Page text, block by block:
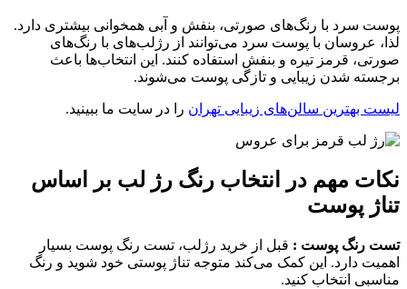
پوست سرد با رنگ‌های صورتی، بنفش و آبی همخوانی بیشتری دارد.
لذا، عروسان با پوست سرد می‌توانند از رژلب‌های با رنگ‌های
صورتی، قرمز تیره و بنفش استفاده کنند. این انتخاب‌ها باعث
برجسته شدن زیبایی و تازگی پوست می‌شوند.
لیست بهترین سالن‌های زیبایی تهران را در سایت ما ببینید.
نکات مهم در انتخاب رنگ رژ لب بر اساس
تناژ پوست
تست رنگ پوست : قبل از خرید رژلب، تست رنگ پوست بسیار
اهمیت دارد. این کمک می‌کند متوجه تناژ پوستی خود شوید و رنگ
مناسبی انتخاب کنید.